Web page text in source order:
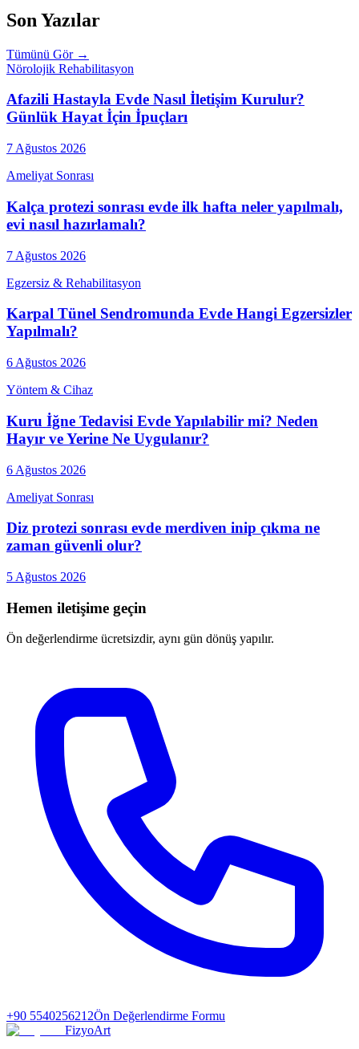
Son Yazılar
Tümünü Gör →
Nörolojik Rehabilitasyon
Afazili Hastayla Evde Nasıl İletişim Kurulur?
Günlük Hayat İçin İpuçları
7 Ağustos 2026
Ameliyat Sonrası
Kalça protezi sonrası evde ilk hafta neler yapılmalı,
evi nasıl hazırlamalı?
7 Ağustos 2026
Egzersiz & Rehabilitasyon
Karpal Tünel Sendromunda Evde Hangi Egzersizler
Yapılmalı?
6 Ağustos 2026
Yöntem & Cihaz
Kuru İğne Tedavisi Evde Yapılabilir mi? Neden
Hayır ve Yerine Ne Uygulanır?
6 Ağustos 2026
Ameliyat Sonrası
Diz protezi sonrası evde merdiven inip çıkma ne
zaman güvenli olur?
5 Ağustos 2026
Hemen iletişime geçin
Ön değerlendirme ücretsizdir, aynı gün dönüş yapılır.
+90 5540256212Ön Değerlendirme Formu
FizyoArt